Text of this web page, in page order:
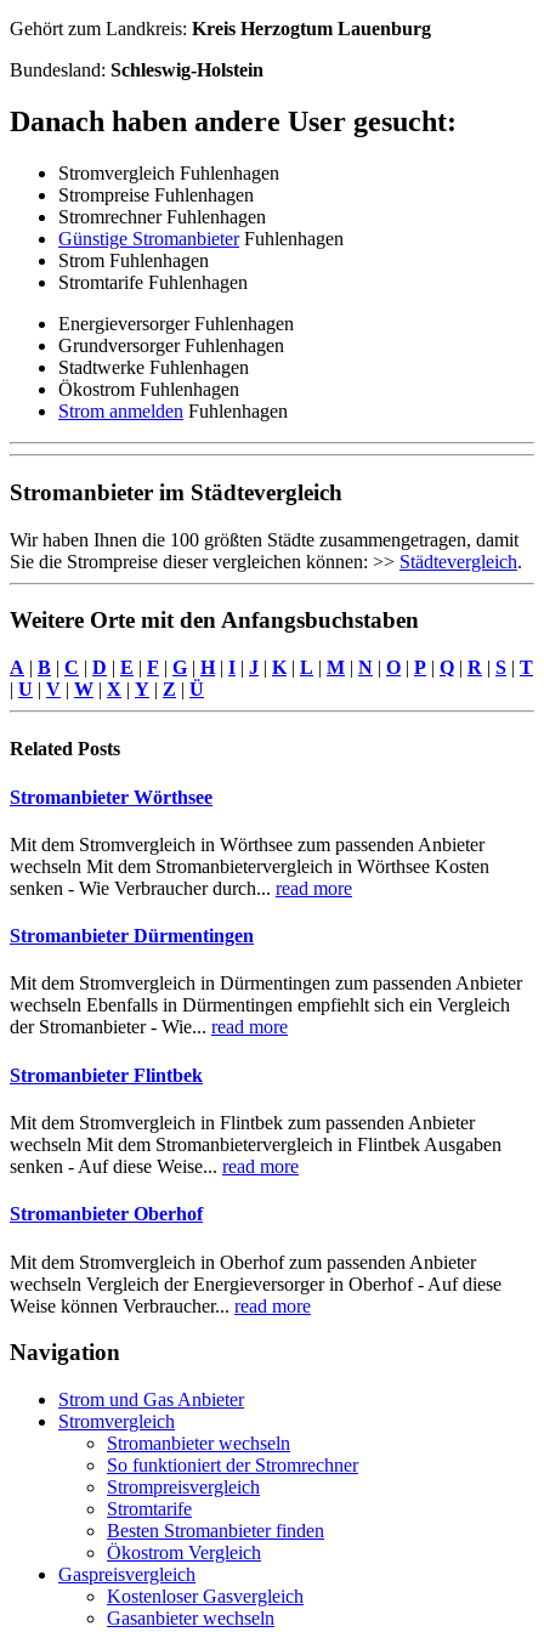
Gehört zum Landkreis: Kreis Herzogtum Lauenburg
Bundesland: Schleswig-Holstein
Danach haben andere User gesucht:
Stromvergleich Fuhlenhagen
Strompreise Fuhlenhagen
Stromrechner Fuhlenhagen
Günstige StromanbieterFuhlenhagen
Strom Fuhlenhagen
Stromtarife Fuhlenhagen
Energieversorger Fuhlenhagen
Grundversorger Fuhlenhagen
Stadtwerke Fuhlenhagen
Ökostrom Fuhlenhagen
Strom anmelden Fuhlenhagen
Stromanbieter im Städtevergleich
Wir haben Ihnen die 100 größten Städte zusammengetragen, damit
Sie die Strompreise dieser vergleichen können: >> Städtevergleich.
Weitere Orte mit den Anfangsbuchstaben
A | B | C | D | E | F | G | H| I | J | K | L | M | N | O | P | Q | R | S | T
| U | V | W | X | Y | Z | Ü
Related Posts
Stromanbieter Wörthsee
Mit dem Stromvergleich in Wörthsee zum passenden Anbieter
wechseln Mit dem Stromanbietervergleich in Wörthsee Kosten
senken - Wie Verbraucher durch... read more
Stromanbieter Dürmentingen
Mit dem Stromvergleich in Dürmentingen zum passenden Anbieter
wechseln Ebenfalls in Dürmentingen empfiehlt sich ein Vergleich
der Stromanbieter - Wie... read more
Stromanbieter Flintbek
Mit dem Stromvergleich in Flintbek zum passenden Anbieter
wechseln Mit dem Stromanbietervergleich in Flintbek Ausgaben
senken - Auf diese Weise... read more
Stromanbieter Oberhof
Mit dem Stromvergleich in Oberhof zum passenden Anbieter
wechseln Vergleich der Energieversorger in Oberhof - Auf diese
Weise können Verbraucher... read more
Navigation
Strom und Gas Anbieter
Stromvergleich
Stromanbieter wechseln
So funktioniert der Stromrechner
Strompreisvergleich
Stromtarife
Besten Stromanbieter finden
Ökostrom Vergleich
Gaspreisvergleich
Kostenloser Gasvergleich
Gasanbieter wechseln